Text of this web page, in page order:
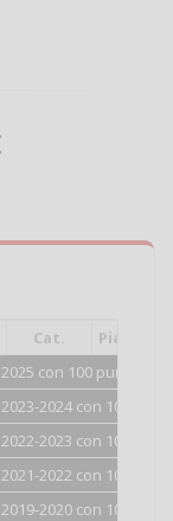
Cat.
con 100 punti.
2024 con 100 punti.
2023 con 100 punti.
2022 con 100 punti.
2020 con 100 punti.